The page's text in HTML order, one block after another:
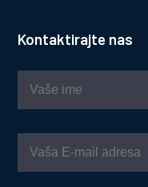
Kontaktirajte nas